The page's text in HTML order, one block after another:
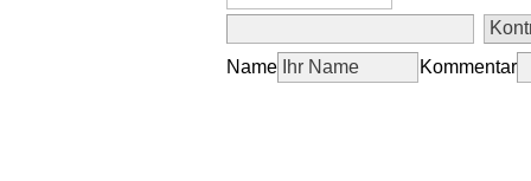
Name Kommentar